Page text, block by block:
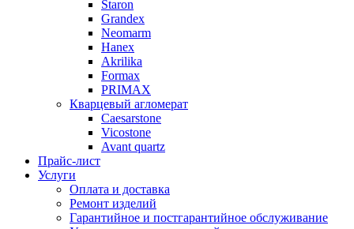
Staron
Grandex
Neomarm
Hanex
Akrilika
Formax
PRIMAX
Кварцевый агломерат
Caesarstone
Vicostone
Avant quartz
Прайс-лист
Услуги
Оплата и доставка
Ремонт изделий
Гарантийное и постгарантийное обслуживание